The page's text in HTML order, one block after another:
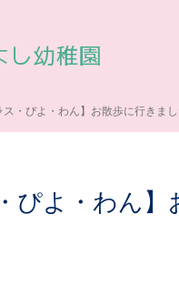
し幼稚園
ス・ぴよ・わん】お散歩に行きま
ぴよ・わん